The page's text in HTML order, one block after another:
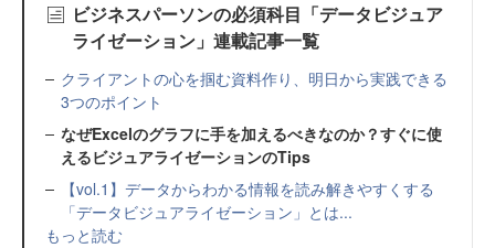
ビジネスパーソンの必須科目「データビジュア
ライゼーション」連載記事一覧
クライアントの心を掴む資料作り、明日から実践できる
3つのポイント
なぜExcelのグラフに手を加えるべきなのか？すぐに使
えるビジュアライゼーションのTips
【vol.1】データからわかる情報を読み解きやすくする
「データビジュアライゼーション」とは...
もっと読む